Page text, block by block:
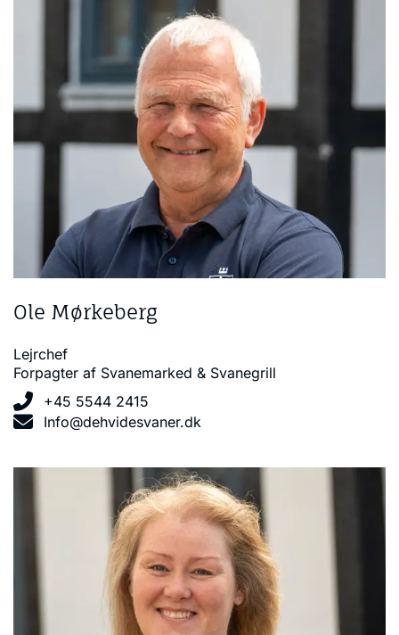
Ole Mørkeberg
Lejrchef
Forpagter af Svanemarked & Svanegrill
+45 5544 2415
Info@dehvidesvaner.dk